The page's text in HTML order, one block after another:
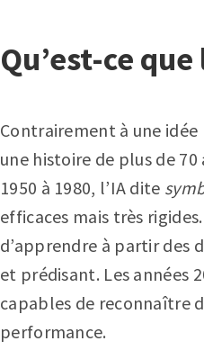
Qu’est-ce
Contrairement à une idée
une histoire de plus de 70
1950 à 1980, l’IA dite
efficaces mais très
d’apprendre à partir des
et prédisant. Les années
capables de reconnaître
performance.